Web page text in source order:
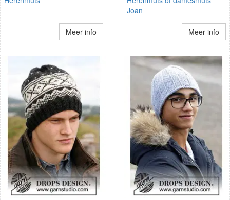
Meer info
Joan
Meer info